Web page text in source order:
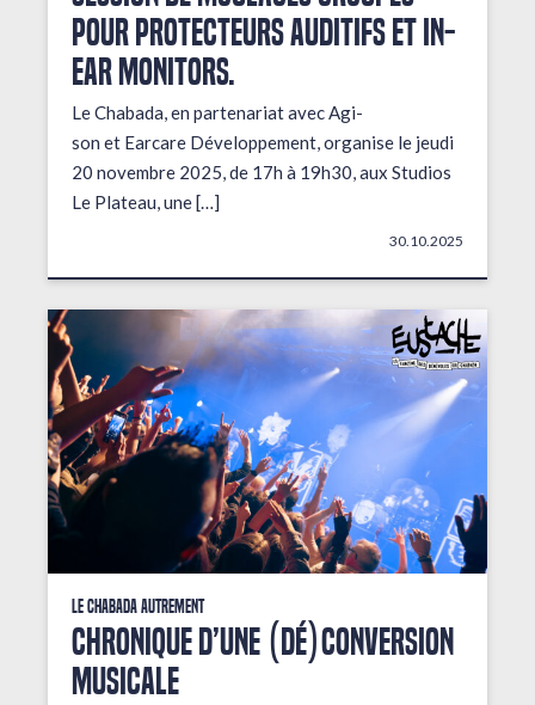
pour protecteurs auditifs et in-
ear monitors.
Le Chabada, en partenariat avec Agi-
son et Earcare Développement, organise le jeudi
20 novembre 2025, de 17h à 19h30, aux Studios
Le Plateau, une […]
30.10.2025
Le Chabada autrement
Chronique d’une (dé)conversion
musicale